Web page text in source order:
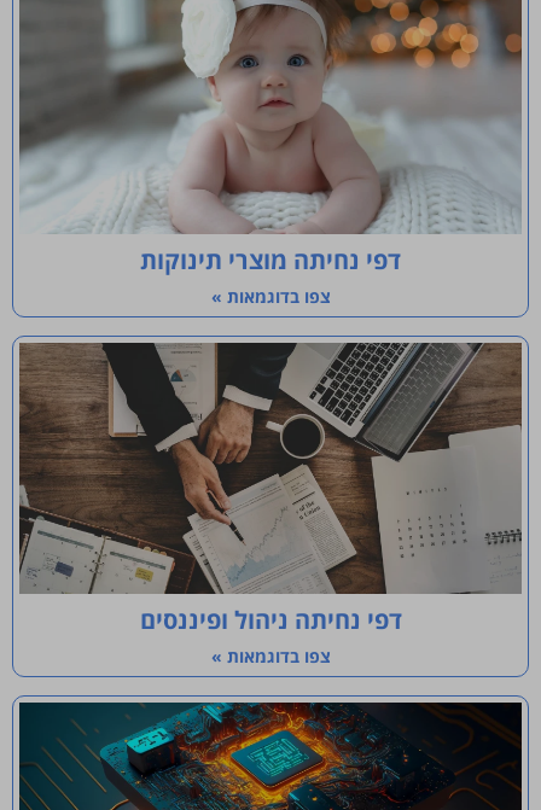
דפי נחיתה מוצרי תינוקות
צפו בדוגמאות »
דפי נחיתה ניהול ופיננסים
צפו בדוגמאות »